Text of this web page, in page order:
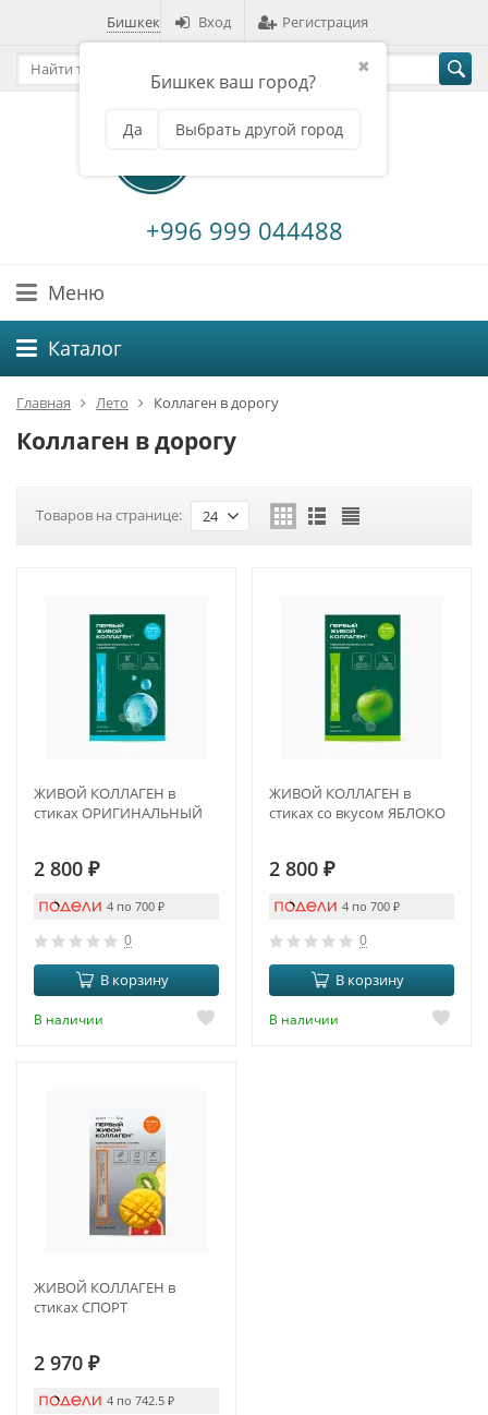
Бишкек
✖
Бишкек ваш город?
Да Выбрать другой город
Вход Регистрация
+996 999 044488
Меню
Каталог
Главная Лето Коллаген в дорогу
Коллаген в дорогу
Товаров на странице: 24
ЖИВОЙ КОЛЛАГЕН в
стиках ОРИГИНАЛЬНЫЙ
2 800 ₽
4 по 700 ₽
0
В корзину
В наличии
ЖИВОЙ КОЛЛАГЕН в
стиках со вкусом ЯБЛОКО
2 800 ₽
4 по 700 ₽
0
В корзину
В наличии
ЖИВОЙ КОЛЛАГЕН в
стиках СПОРТ
2 970 ₽
4 по 742.5 ₽